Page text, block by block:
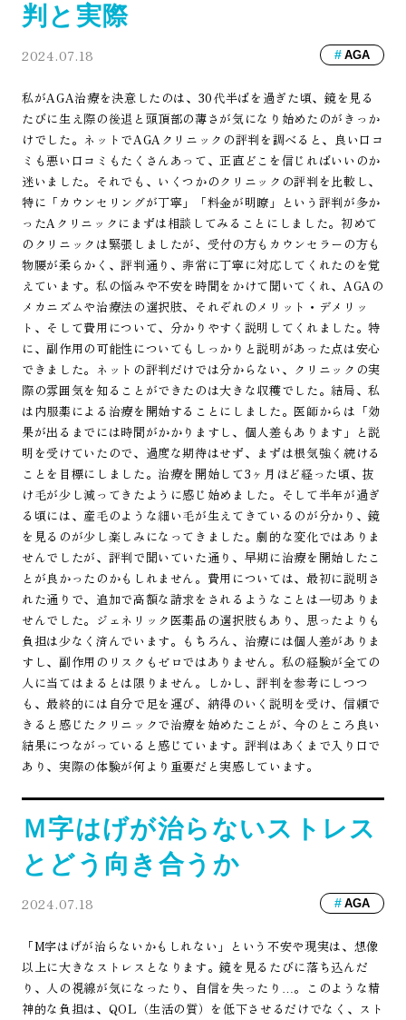
判と実際
2024.07.18 AGA
私がAGA治療を決意したのは、30代半ばを過ぎた頃、鏡を見る
たびに生え際の後退と頭頂部の薄さが気になり始めたのがきっか
けでした。ネットでAGAクリニックの評判を調べると、良い口コ
ミも悪い口コミもたくさんあって、正直どこを信じればいいのか
迷いました。それでも、いくつかのクリニックの評判を比較し、
特に「カウンセリングが丁寧」「料金が明瞭」という評判が多か
ったAクリニックにまずは相談してみることにしました。初めて
のクリニックは緊張しましたが、受付の方もカウンセラーの方も
物腰が柔らかく、評判通り、非常に丁寧に対応してくれたのを覚
えています。私の悩みや不安を時間をかけて聞いてくれ、AGAの
メカニズムや治療法の選択肢、それぞれのメリット・デメリッ
ト、そして費用について、分かりやすく説明してくれました。特
に、副作用の可能性についてもしっかりと説明があった点は安心
できました。ネットの評判だけでは分からない、クリニックの実
際の雰囲気を知ることができたのは大きな収穫でした。結局、私
は内服薬による治療を開始することにしました。医師からは「効
果が出るまでには時間がかかりますし、個人差もあります」と説
明を受けていたので、過度な期待はせず、まずは根気強く続ける
ことを目標にしました。治療を開始して3ヶ月ほど経った頃、抜
け毛が少し減ってきたように感じ始めました。そして半年が過ぎ
る頃には、産毛のような細い毛が生えてきているのが分かり、鏡
を見るのが少し楽しみになってきました。劇的な変化ではありま
せんでしたが、評判で聞いていた通り、早期に治療を開始したこ
とが良かったのかもしれません。費用については、最初に説明さ
れた通りで、追加で高額な請求をされるようなことは一切ありま
せんでした。ジェネリック医薬品の選択肢もあり、思ったよりも
負担は少なく済んでいます。もちろん、治療には個人差がありま
すし、副作用のリスクもゼロではありません。私の経験が全ての
人に当てはまるとは限りません。しかし、評判を参考にしつつ
も、最終的には自分で足を運び、納得のいく説明を受け、信頼で
きると感じたクリニックで治療を始めたことが、今のところ良い
結果につながっていると感じています。評判はあくまで入り口で
あり、実際の体験が何より重要だと実感しています。
Ｍ字はげが治らないストレス
とどう向き合うか
2024.07.18 AGA
「M字はげが治らないかもしれない」という不安や現実は、想像
以上に大きなストレスとなります。鏡を見るたびに落ち込んだ
り、人の視線が気になったり、自信を失ったり…。このような精
神的な負担は、QOL（生活の質）を低下させるだけでなく、スト